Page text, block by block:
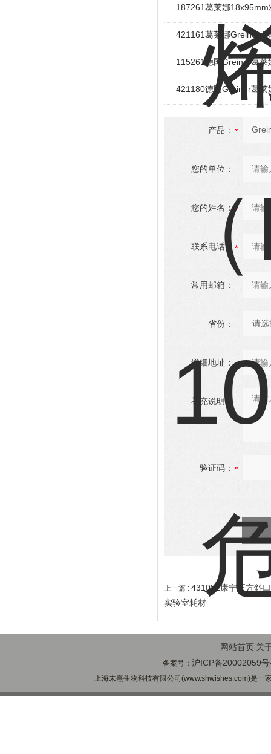
187261葛莱娜18x95mm
421161葛莱娜Greiner无
115261德国Greiner葛莱
421180德国Greiner葛
产品：
您的单位：
您的姓名：
联系电话：
常用邮箱：
省份：
详细地址：
补充说明：
验证码：
上一篇 : 431082康宁正方斜
实验室耗材
网站首页 关
备案号：沪ICP备20002059
上海未熹生物科技有限公司(www.shwishes.com)是一